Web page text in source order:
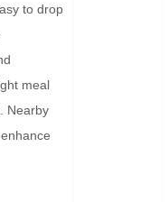
to drop
meal
Nearby